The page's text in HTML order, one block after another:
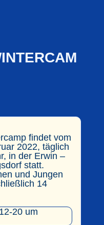
findet vom
2022, täglich
in der Erwin –
statt.
und Jungen
14